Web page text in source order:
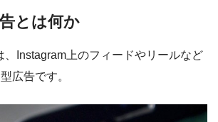
とは何か
、Instagram上のフィードやリールなど
広告です。